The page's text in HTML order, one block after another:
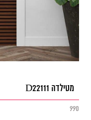
מטילדה D22111
990